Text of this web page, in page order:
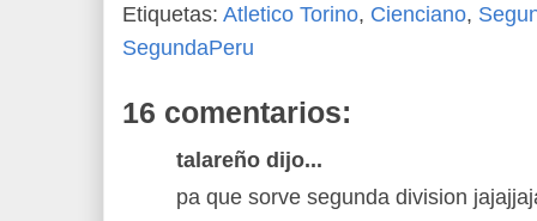
Etiquetas: Atletico Torino, Cienciano,
SegundaPeru
16 comentarios:
talareño dijo...
pa que sorve segunda division